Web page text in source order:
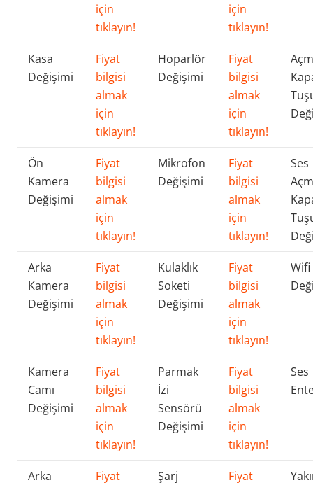
için
tıklayın!
için
tıklayın!
Kasa
Değişimi
Fiyat
bilgisi
almak
için
tıklayın!
Hoparlör
Değişimi
Fiyat
bilgisi
almak
için
tıklayın!
Ön
Kamera
Değişimi
Fiyat
bilgisi
almak
için
tıklayın!
Mikrofon
Değişimi
Fiyat
bilgisi
almak
için
tıklayın!
Ses
Arka
Kamera
Değişimi
Fiyat
bilgisi
almak
için
tıklayın!
Kulaklık
Soketi
Değişimi
Fiyat
bilgisi
almak
için
tıklayın!
Wifi
Kamera
Camı
Değişimi
Fiyat
bilgisi
almak
için
tıklayın!
Parmak
İzi
Sensörü
Değişimi
Fiyat
bilgisi
almak
için
tıklayın!
Ses
Arka
Fiyat
Şarj
Fiyat